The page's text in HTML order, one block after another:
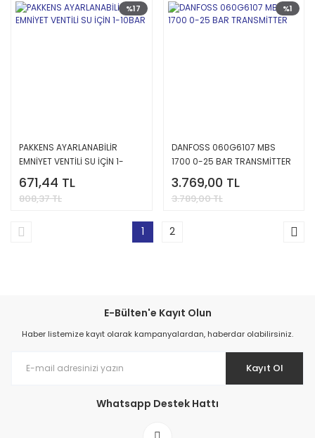
%17
PAKKENS AYARLANABİLİR
EMNİYET VENTİLİ SU İÇİN 1-
10BAR
671,44 TL
808,37 TL
%1
DANFOSS 060G6107 MBS
1700 0-25 BAR TRANSMİTTER
3.769,00 TL
3.789,00 TL
1 2
E-Bülten'e Kayıt Olun
Haber listemize kayıt olarak kampanyalardan, haberdar olabilirsiniz.
Kayıt Ol
Whatsapp Destek Hattı